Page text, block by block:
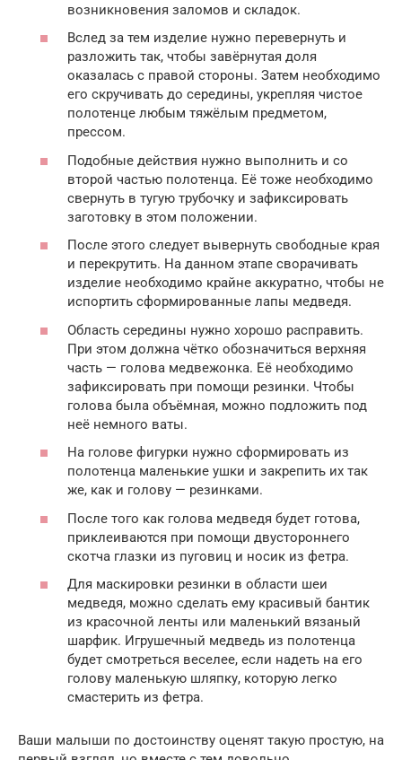
возникновения заломов и складок.
Вслед за тем изделие нужно перевернуть и
разложить так, чтобы завёрнутая доля
оказалась с правой стороны. Затем необходимо
его скручивать до середины, укрепляя чистое
полотенце любым тяжёлым предметом,
прессом.
Подобные действия нужно выполнить и со
второй частью полотенца. Её тоже необходимо
свернуть в тугую трубочку и зафиксировать
заготовку в этом положении.
После этого следует вывернуть свободные края
и перекрутить. На данном этапе сворачивать
изделие необходимо крайне аккуратно, чтобы не
испортить сформированные лапы медведя.
Область середины нужно хорошо расправить.
При этом должна чётко обозначиться верхняя
часть — голова медвежонка. Её необходимо
зафиксировать при помощи резинки. Чтобы
голова была объёмная, можно подложить под
неё немного ваты.
На голове фигурки нужно сформировать из
полотенца маленькие ушки и закрепить их так
же, как и голову — резинками.
После того как голова медведя будет готова,
приклеиваются при помощи двустороннего
скотча глазки из пуговиц и носик из фетра.
Для маскировки резинки в области шеи
медведя, можно сделать ему красивый бантик
из красочной ленты или маленький вязаный
шарфик. Игрушечный медведь из полотенца
будет смотреться веселее, если надеть на его
голову маленькую шляпку, которую легко
смастерить из фетра.
Ваши малыши по достоинству оценят такую простую, на